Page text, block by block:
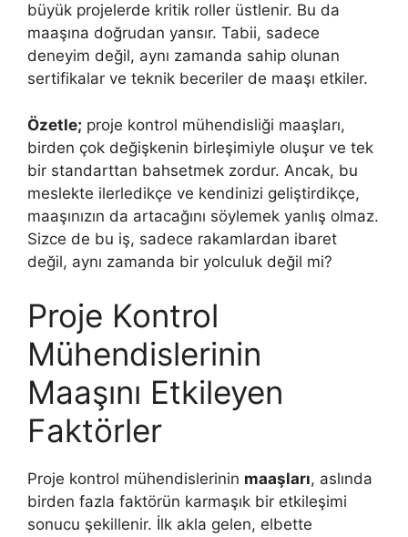
büyük projelerde kritik roller üstlenir. Bu da
maaşına doğrudan yansır. Tabii, sadece
deneyim değil, aynı zamanda sahip olunan
sertifikalar ve teknik beceriler de maaşı etkiler.
Özetle; proje kontrol mühendisliği maaşları,
birden çok değişkenin birleşimiyle oluşur ve tek
bir standarttan bahsetmek zordur. Ancak, bu
meslekte ilerledikçe ve kendinizi geliştirdikçe,
maaşınızın da artacağını söylemek yanlış olmaz.
Sizce de bu iş, sadece rakamlardan ibaret
değil, aynı zamanda bir yolculuk değil mi?
Proje Kontrol
Mühendislerinin
Maaşını Etkileyen
Faktörler
Proje kontrol mühendislerinin maaşları, aslında
birden fazla faktörün karmaşık bir etkileşimi
sonucu şekillenir. İlk akla gelen, elbette